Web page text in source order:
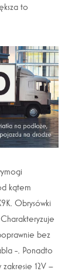
to
kątem
Obrysówki
bez
-. Ponadto
12V –